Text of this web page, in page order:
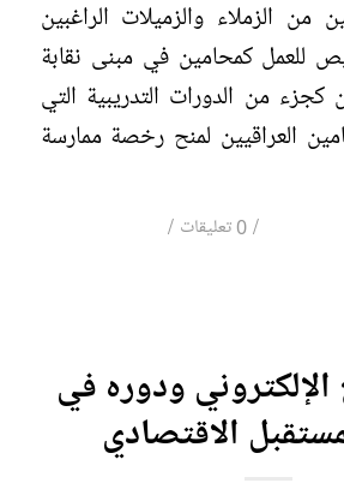
من الزملاء والزميلات الراغبين
للعمل كمحامين في مبنى نقابة
كجزء من الدورات التدريبية التي
العراقيين لمنح رخصة ممارسة
/ 0 تعليقات /
الإلكتروني ودوره في
الاقتصادي